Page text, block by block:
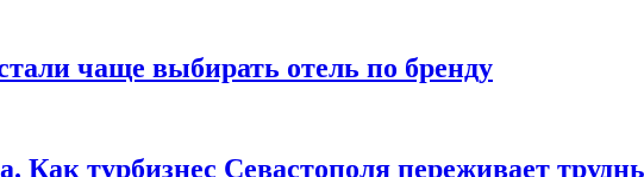
чаще выбирать отель по бренду
Как турбизнес Севастополя переживает